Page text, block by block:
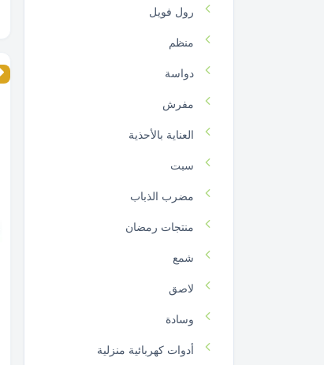
رول فويل
منظم
دواسة
مفرش
العناية بالأحذية
سبت
مضرب الذباب
منتجات رمضان
شمع
لاصق
وسادة
أدوات كهربائية منزلية